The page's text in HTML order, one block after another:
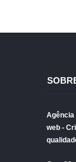
Agência
web -